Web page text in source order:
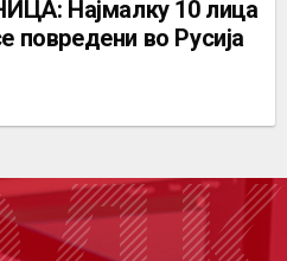
Најмалку 10 лица
повредени во Русија